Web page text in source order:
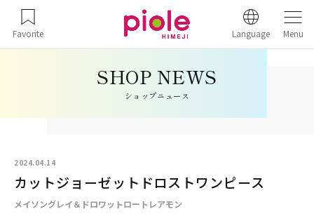
Favorite Language Menu
ショップニュース
2024.04.14
カットジョーゼットドロストワンピース
メイソングレイ＆ドロワットロートレアモン